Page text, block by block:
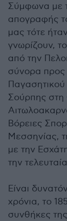
Σύμφωνα με
απογραφής
μας τότε
γνωρίζουν,
από την
σύνορα προς
Σούρπης στη
Βόρειες
Μεσσηνίας,
με την
την
Είναι
χρόνια, το
συνθήκες